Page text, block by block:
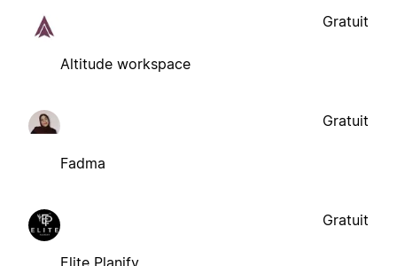
Altitude workspace
Gratuit
Fadma
Gratuit
Elite Planify
Gratuit